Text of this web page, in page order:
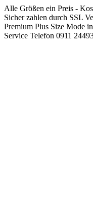
Springen
Sie
zum
Inhalt
Alle Größen ein Preis -
Sicher zahlen durch SSL
Premium Plus Size Mode
Service Telefon 0911